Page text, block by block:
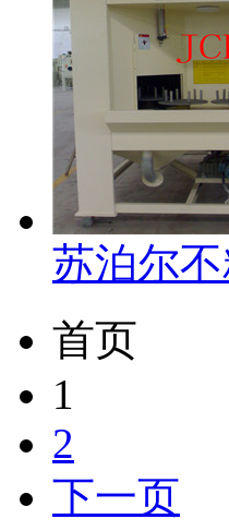
苏泊尔
首页
1
2
下一页